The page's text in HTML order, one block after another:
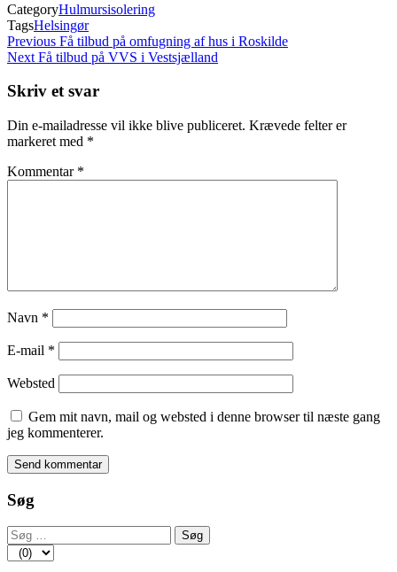
CategoryHulmursisolering
TagsHelsingør
Indlægsnavigation
Previous
Post
Previous Få tilbud på omfugning af hus i Roskilde
Next
Next Få tilbud på VVS i Vestsjælland
Skriv et svar
Din e-mailadresse vil ikke blive publiceret. Krævede felter er
markeret med *
Kommentar *
Navn *
E-mail *
Websted
Gem mit navn, mail og websted i denne browser til næste gang
jeg kommenterer.
Søg
Søg
efter: